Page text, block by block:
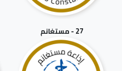
27 - مستغانم